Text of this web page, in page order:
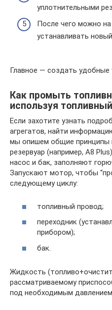
уплотнительными
После чего можно
устанавливать
Главное — создать удобные
Как промыть
используя
Если захотите узнать
агрегатов, найти
мы опишем общие принципы
резервуар (например, A8
насос и бак, заполняют
Запускают мотор, чтобы
следующему циклу:
топливный провод;
переходник
прибором);
бак.
Жидкость
рассматриваемому
под необходимым давлением.